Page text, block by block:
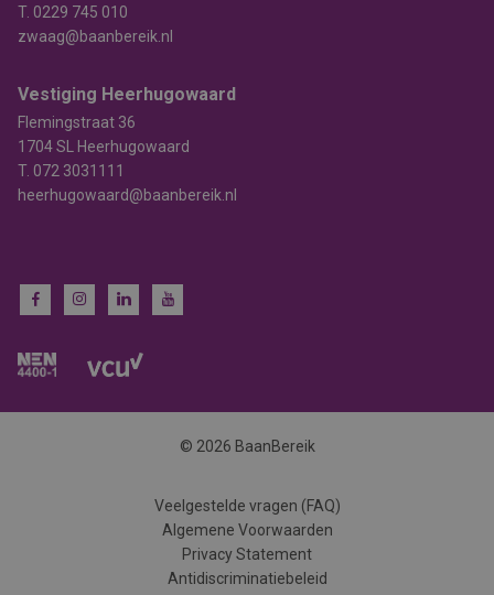
T. 0229 745 010
zwaag@baanbereik.nl
Vestiging Heerhugowaard
Flemingstraat 36
1704 SL Heerhugowaard
T. 072 3031111
heerhugowaard@baanbereik.nl
© 2026 BaanBereik
Veelgestelde vragen (FAQ)
Algemene Voorwaarden
Privacy Statement
Antidiscriminatiebeleid